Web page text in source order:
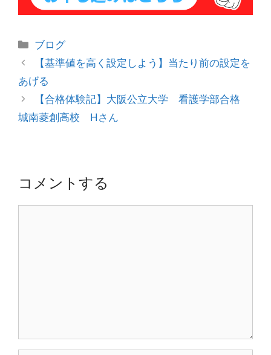
カ
テ
リ
ー
ブログ
投
稿
ナ
ビ
ゲ
ン
【基準値を高く設定しよう】当たり前の設定を
あげる
【合格体験記】大阪公立大学 看護学部合格
城南菱創高校 Hさん
コメントする